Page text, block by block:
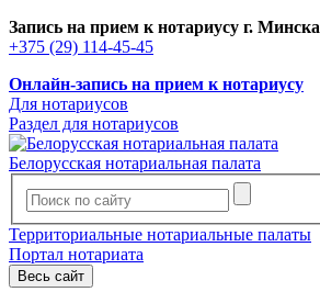
Запись на прием к нотариусу г. Минска
+375 (29) 114-45-45
Онлайн-запись на прием к нотариусу
Для нотариусов
Раздел для нотариусов
Белорусская нотариальная палата
Территориальные нотариальные палаты
Портал нотариата
Весь сайт